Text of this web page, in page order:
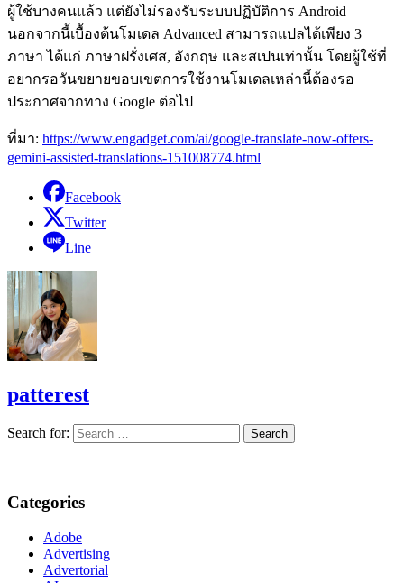
ผู้ใช้บางคนแล้ว แต่ยังไม่รองรับระบบปฏิบัติการ Android
นอกจากนี้เบื้องต้นโมเดล Advanced สามารถแปลได้เพียง 3
ภาษา ได้แก่ ภาษาฝรั่งเศส, อังกฤษ และสเปนเท่านั้น โดยผู้ใช้ที่
อยากรอวันขยายขอบเขตการใช้งานโมเดลเหล่านี้ต้องรอ
ประกาศจากทาง Google ต่อไป
ที่มา: https://www.engadget.com/ai/google-translate-now-offers-
gemini-assisted-translations-151008774.html
Facebook
Twitter
Line
patterest
Search for:
Categories
Adobe
Advertising
Advertorial